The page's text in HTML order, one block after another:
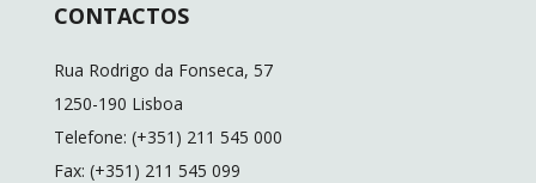
CONTACTOS
Rua Rodrigo da Fonseca, 57
1250-190 Lisboa
Telefone: (+351) 211 545 000
Fax: (+351) 211 545 099